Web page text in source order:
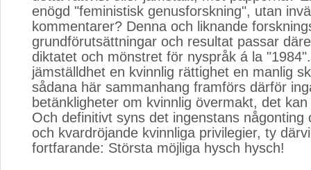
enögd "feministisk genusforskning", utan
kommentarer? Denna och liknande
grundförutsättningar och resultat passar
diktatet och mönstret för nyspråk á la
jämställdhet en kvinnlig rättighet en manlig
sådana här sammanhang framförs därför
betänkligheter om kvinnlig övermakt, det
Och definitivt syns det ingenstans någonting
och kvardröjande kvinnliga privilegier, ty
fortfarande: Största möjliga hysch hysch!